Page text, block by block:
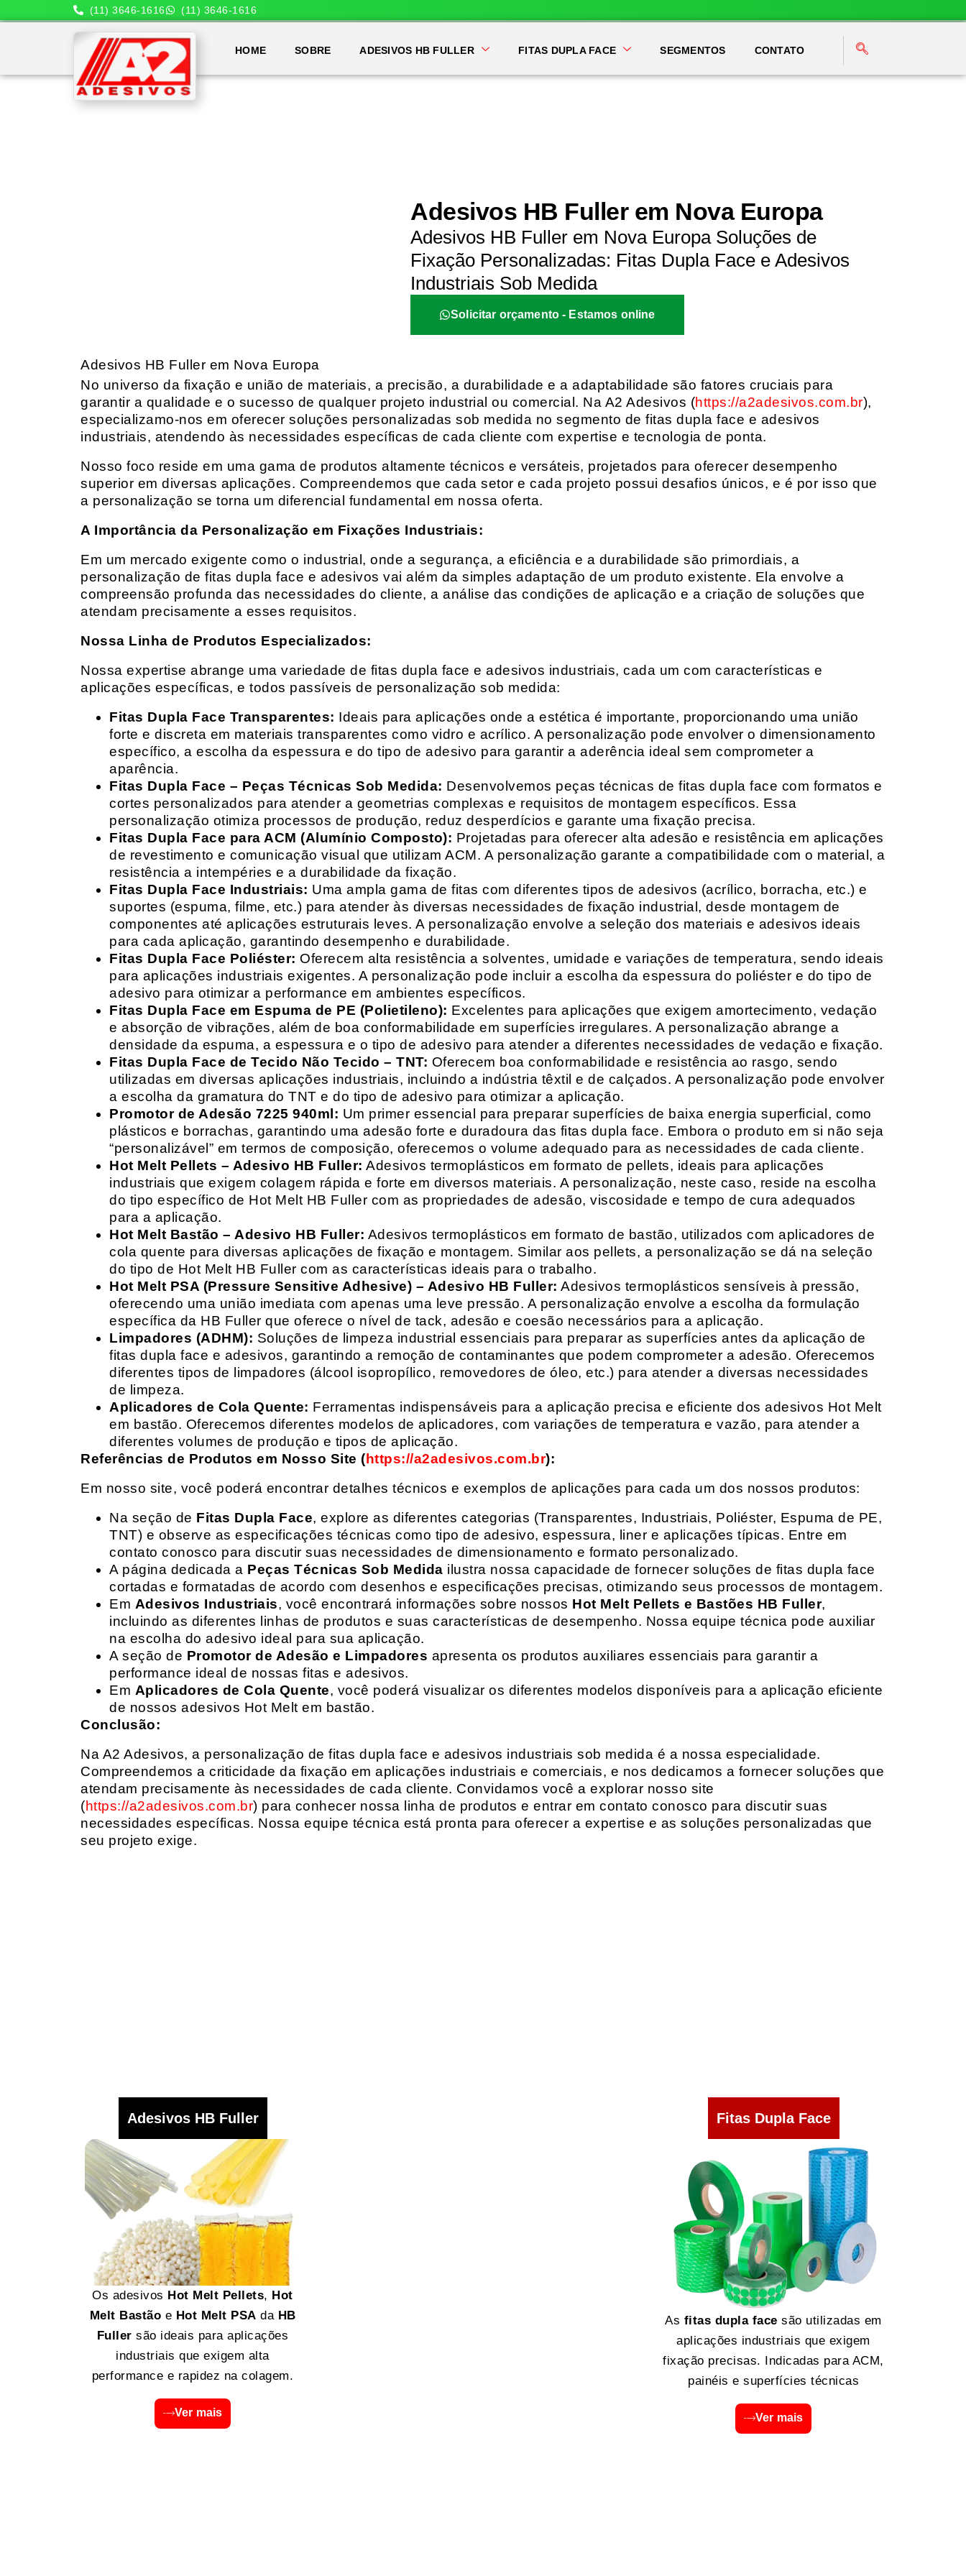
(11) 3646-1616 (11) 3646-1616
HOME SOBRE ADESIVOS HB FULLER FITAS DUPLA FACE SEGMENTOS CONTATO
Adesivos HB Fuller em Nova Europa
Adesivos HB Fuller em Nova Europa Soluções de
Fixação Personalizadas: Fitas Dupla Face e Adesivos
Industriais Sob Medida
Solicitar orçamento - Estamos online
Adesivos HB Fuller em Nova Europa
No universo da fixação e união de materiais, a precisão, a durabilidade e a adaptabilidade são fatores cruciais para
garantir a qualidade e o sucesso de qualquer projeto industrial ou comercial. Na A2 Adesivos (https://a2adesivos.com.br),
especializamo-nos em oferecer soluções personalizadas sob medida no segmento de fitas dupla face e adesivos
industriais, atendendo às necessidades específicas de cada cliente com expertise e tecnologia de ponta.
Nosso foco reside em uma gama de produtos altamente técnicos e versáteis, projetados para oferecer desempenho
superior em diversas aplicações. Compreendemos que cada setor e cada projeto possui desafios únicos, e é por isso que
a personalização se torna um diferencial fundamental em nossa oferta.
A Importância da Personalização em Fixações Industriais:
Em um mercado exigente como o industrial, onde a segurança, a eficiência e a durabilidade são primordiais, a
personalização de fitas dupla face e adesivos vai além da simples adaptação de um produto existente. Ela envolve a
compreensão profunda das necessidades do cliente, a análise das condições de aplicação e a criação de soluções que
atendam precisamente a esses requisitos.
Nossa Linha de Produtos Especializados:
Nossa expertise abrange uma variedade de fitas dupla face e adesivos industriais, cada um com características e
aplicações específicas, e todos passíveis de personalização sob medida:
Fitas Dupla Face Transparentes: Ideais para aplicações onde a estética é importante, proporcionando uma união
forte e discreta em materiais transparentes como vidro e acrílico. A personalização pode envolver o dimensionamento
específico, a escolha da espessura e do tipo de adesivo para garantir a aderência ideal sem comprometer a
aparência.
Fitas Dupla Face – Peças Técnicas Sob Medida: Desenvolvemos peças técnicas de fitas dupla face com formatos e
cortes personalizados para atender a geometrias complexas e requisitos de montagem específicos. Essa
personalização otimiza processos de produção, reduz desperdícios e garante uma fixação precisa.
Fitas Dupla Face para ACM (Alumínio Composto): Projetadas para oferecer alta adesão e resistência em aplicações
de revestimento e comunicação visual que utilizam ACM. A personalização garante a compatibilidade com o material, a
resistência a intempéries e a durabilidade da fixação.
Fitas Dupla Face Industriais: Uma ampla gama de fitas com diferentes tipos de adesivos (acrílico, borracha, etc.) e
suportes (espuma, filme, etc.) para atender às diversas necessidades de fixação industrial, desde montagem de
componentes até aplicações estruturais leves. A personalização envolve a seleção dos materiais e adesivos ideais
para cada aplicação, garantindo desempenho e durabilidade.
Fitas Dupla Face Poliéster: Oferecem alta resistência a solventes, umidade e variações de temperatura, sendo ideais
para aplicações industriais exigentes. A personalização pode incluir a escolha da espessura do poliéster e do tipo de
adesivo para otimizar a performance em ambientes específicos.
Fitas Dupla Face em Espuma de PE (Polietileno): Excelentes para aplicações que exigem amortecimento, vedação
e absorção de vibrações, além de boa conformabilidade em superfícies irregulares. A personalização abrange a
densidade da espuma, a espessura e o tipo de adesivo para atender a diferentes necessidades de vedação e fixação.
Fitas Dupla Face de Tecido Não Tecido – TNT: Oferecem boa conformabilidade e resistência ao rasgo, sendo
utilizadas em diversas aplicações industriais, incluindo a indústria têxtil e de calçados. A personalização pode envolver
a escolha da gramatura do TNT e do tipo de adesivo para otimizar a aplicação.
Promotor de Adesão 7225 940ml: Um primer essencial para preparar superfícies de baixa energia superficial, como
plásticos e borrachas, garantindo uma adesão forte e duradoura das fitas dupla face. Embora o produto em si não seja
“personalizável” em termos de composição, oferecemos o volume adequado para as necessidades de cada cliente.
Hot Melt Pellets – Adesivo HB Fuller: Adesivos termoplásticos em formato de pellets, ideais para aplicações
industriais que exigem colagem rápida e forte em diversos materiais. A personalização, neste caso, reside na escolha
do tipo específico de Hot Melt HB Fuller com as propriedades de adesão, viscosidade e tempo de cura adequados
para a aplicação.
Hot Melt Bastão – Adesivo HB Fuller: Adesivos termoplásticos em formato de bastão, utilizados com aplicadores de
cola quente para diversas aplicações de fixação e montagem. Similar aos pellets, a personalização se dá na seleção
do tipo de Hot Melt HB Fuller com as características ideais para o trabalho.
Hot Melt PSA (Pressure Sensitive Adhesive) – Adesivo HB Fuller: Adesivos termoplásticos sensíveis à pressão,
oferecendo uma união imediata com apenas uma leve pressão. A personalização envolve a escolha da formulação
específica da HB Fuller que oferece o nível de tack, adesão e coesão necessários para a aplicação.
Limpadores (ADHM): Soluções de limpeza industrial essenciais para preparar as superfícies antes da aplicação de
fitas dupla face e adesivos, garantindo a remoção de contaminantes que podem comprometer a adesão. Oferecemos
diferentes tipos de limpadores (álcool isopropílico, removedores de óleo, etc.) para atender a diversas necessidades
de limpeza.
Aplicadores de Cola Quente: Ferramentas indispensáveis para a aplicação precisa e eficiente dos adesivos Hot Melt
em bastão. Oferecemos diferentes modelos de aplicadores, com variações de temperatura e vazão, para atender a
diferentes volumes de produção e tipos de aplicação.
Referências de Produtos em Nosso Site (https://a2adesivos.com.br):
Em nosso site, você poderá encontrar detalhes técnicos e exemplos de aplicações para cada um dos nossos produtos:
Na seção de Fitas Dupla Face, explore as diferentes categorias (Transparentes, Industriais, Poliéster, Espuma de PE,
TNT) e observe as especificações técnicas como tipo de adesivo, espessura, liner e aplicações típicas. Entre em
contato conosco para discutir suas necessidades de dimensionamento e formato personalizado.
A página dedicada a Peças Técnicas Sob Medida ilustra nossa capacidade de fornecer soluções de fitas dupla face
cortadas e formatadas de acordo com desenhos e especificações precisas, otimizando seus processos de montagem.
Em Adesivos Industriais, você encontrará informações sobre nossos Hot Melt Pellets e Bastões HB Fuller,
incluindo as diferentes linhas de produtos e suas características de desempenho. Nossa equipe técnica pode auxiliar
na escolha do adesivo ideal para sua aplicação.
A seção de Promotor de Adesão e Limpadores apresenta os produtos auxiliares essenciais para garantir a
performance ideal de nossas fitas e adesivos.
Em Aplicadores de Cola Quente, você poderá visualizar os diferentes modelos disponíveis para a aplicação eficiente
de nossos adesivos Hot Melt em bastão.
Conclusão:
Na A2 Adesivos, a personalização de fitas dupla face e adesivos industriais sob medida é a nossa especialidade.
Compreendemos a criticidade da fixação em aplicações industriais e comerciais, e nos dedicamos a fornecer soluções que
atendam precisamente às necessidades de cada cliente. Convidamos você a explorar nosso site
(https://a2adesivos.com.br) para conhecer nossa linha de produtos e entrar em contato conosco para discutir suas
necessidades específicas. Nossa equipe técnica está pronta para oferecer a expertise e as soluções personalizadas que
seu projeto exige.
Adesivos HB Fuller
Os adesivos Hot Melt Pellets, Hot
Melt Bastão e Hot Melt PSA da HB
Fuller são ideais para aplicações
industriais que exigem alta
performance e rapidez na colagem.
Ver mais
Fitas Dupla Face
As fitas dupla face são utilizadas em
aplicações industriais que exigem
fixação precisas. Indicadas para ACM,
painéis e superfícies técnicas
Ver mais